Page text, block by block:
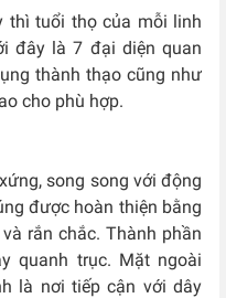
thì tuổi thọ của mỗi linh
đây là 7 đại diện quan
thành thạo cũng như
cho phù hợp.
song song với động
được hoàn thiện bằng
rắn chắc. Thành phần
quanh trục. Mặt ngoài
là nơi tiếp cận với dây